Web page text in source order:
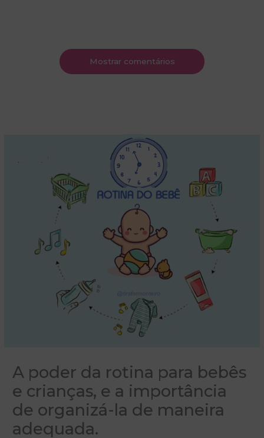
Mostrar comentários
A poder da rotina para bebês
e crianças, e a importância
de organizá-la de maneira
adequada.